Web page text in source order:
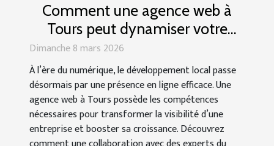
Comment une agence web à
Tours peut dynamiser votre
entreprise locale
Dimanche 8 mars 2026
À l’ère du numérique, le développement local passe
désormais par une présence en ligne efficace. Une
agence web à Tours possède les compétences
nécessaires pour transformer la visibilité d’une
entreprise et booster sa croissance. Découvrez